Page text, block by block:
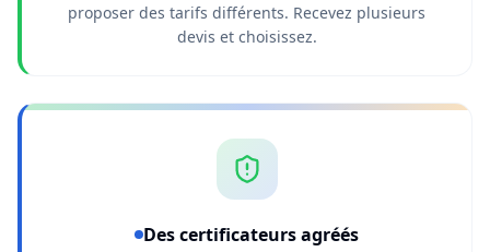
proposer des tarifs différents. Recevez plusieurs
devis et choisissez.
Des certificateurs agréés